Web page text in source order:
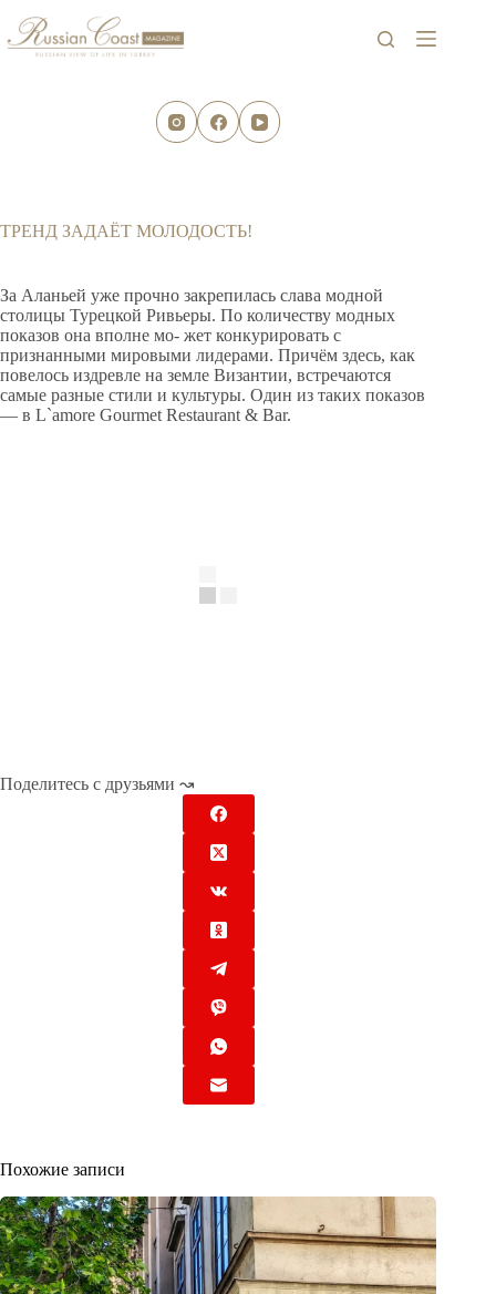
сути
ТРЕНД ЗАДАЁТ МОЛОДОСТЬ!
За Аланьей уже прочно закрепилась слава модной
столицы Турецкой Ривьеры. По количеству модных
показов она вполне мо- жет конкурировать с
признанными мировыми лидерами. Причём здесь, как
повелось издревле на земле Византии, встречаются
самые разные стили и культуры. Один из таких показов
— в L`amore Gourmet Restaurant & Bar.
Поделитесь с друзьями ↝
Похожие записи